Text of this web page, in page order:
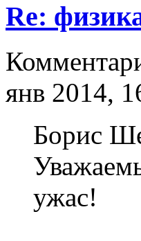
Re:
янв 2014,
Борис
ужас!